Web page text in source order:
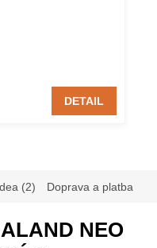
DETAIL
(2) Doprava a platba
NEO